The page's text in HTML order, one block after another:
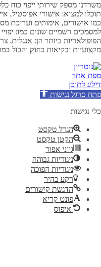
משרדנו מספק שירותי ייפוי כוח
תוכלו למצוא: אישורי אפוסטיל,
כמו אישורים, אימותים ועריכת
למסמכים רשמיים שונים כמו:
הפופולאריות ביותר הן: אנגלית,
מקצועיות ובקיאות בחוק והכול
מפת אתר
דילוג לתוכן
פתח סרגל נגישות
כלי נגישות
הגדל טקסט
הקטן טקסט
גווני אפור
ניגודיות גבוהה
ניגודיות הפוכה
רקע בהיר
הדגשת קישורים
פונט קריא
איפוס